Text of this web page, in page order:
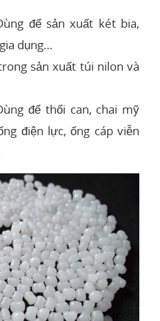
để sản xuất két bia,
dụng…
sản xuất túi nilon và
để thổi can, chai mỹ
điện lực, ống cáp viễn